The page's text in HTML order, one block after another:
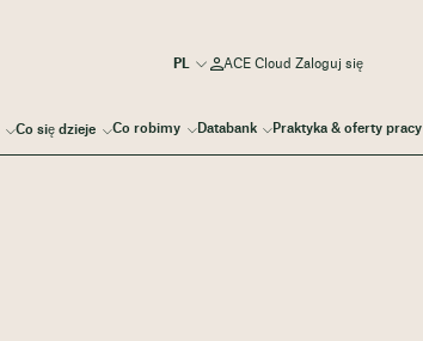
Co się dzieje Co robimy Databank Praktyka & oferty pracy
ACE Cloud Zaloguj się